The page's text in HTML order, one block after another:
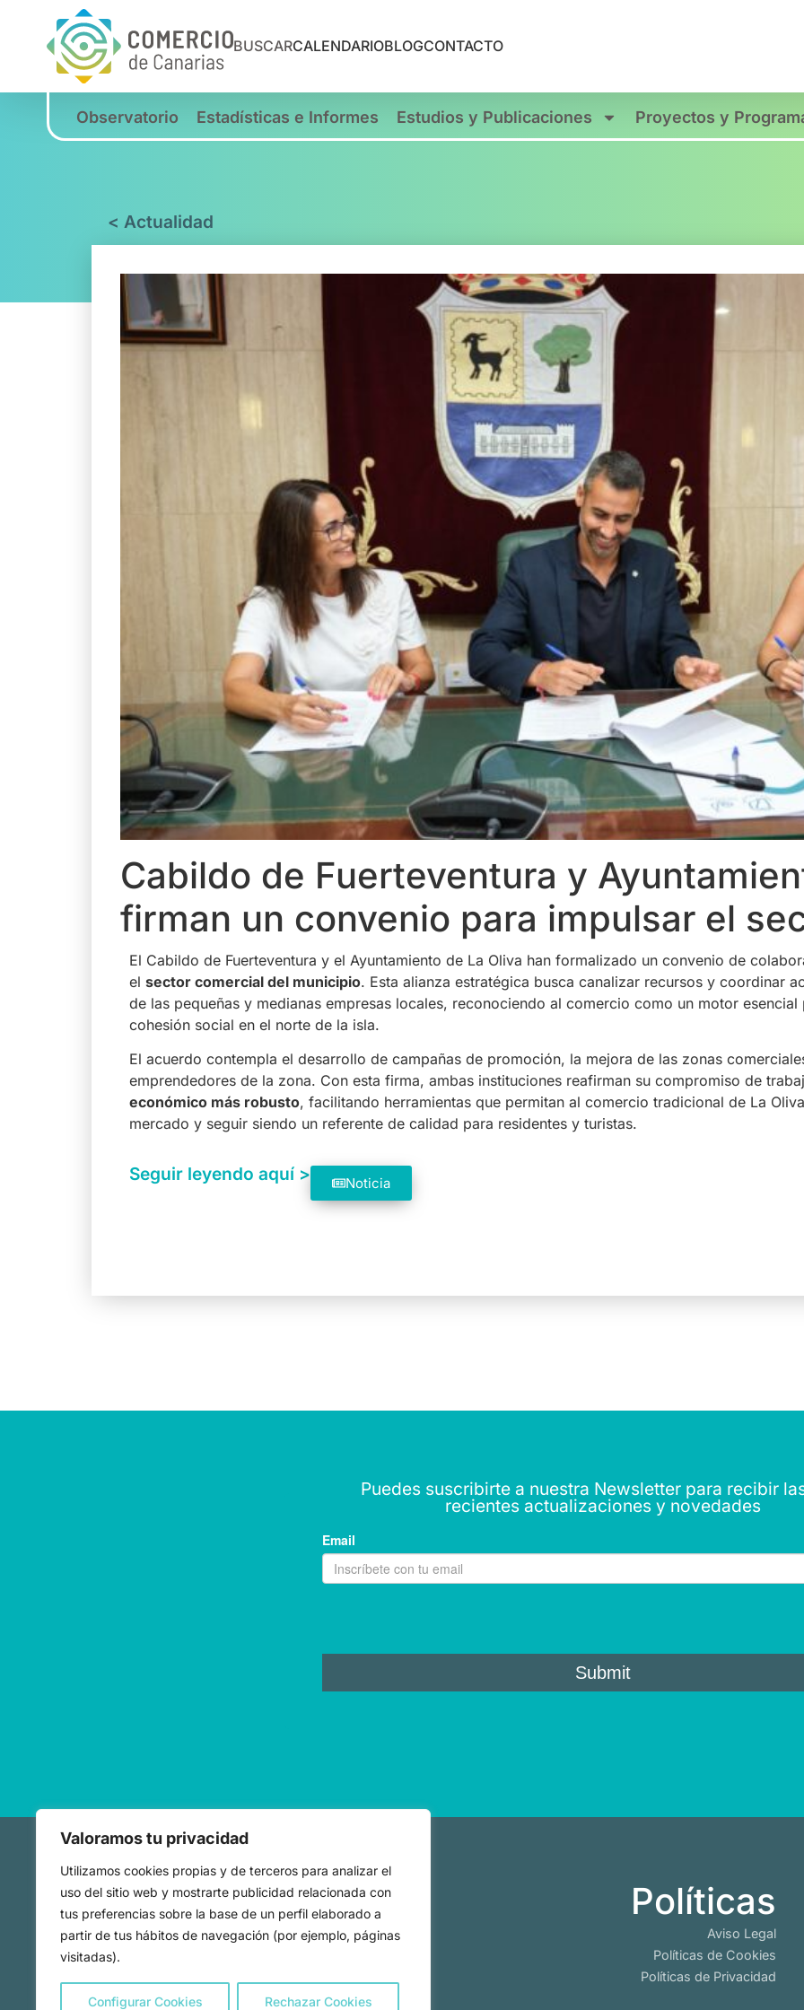
Valoramos tu privacidad
Utilizamos cookies propias y de terceros para analizar el
uso del sitio web y mostrarte publicidad relacionada con
tus preferencias sobre la base de un perfil elaborado a
partir de tus hábitos de navegación (por ejemplo, páginas
visitadas).
Configurar Cookies Rechazar Cookies
BUSCARCALENDARIOBLOGCONTACTO
Observatorio Estadísticas e Informes Estudios y Publicaciones Proyectos y
< Actualidad
Cabildo de Fuerteventura y
firman un convenio para impulsar el
El Cabildo de Fuerteventura y el Ayuntamiento de La Oliva han formalizado un convenio de
el sector comercial del municipio. Esta alianza estratégica busca canalizar recursos y coordinar
de las pequeñas y medianas empresas locales, reconociendo al comercio como un motor
cohesión social en el norte de la isla.
El acuerdo contempla el desarrollo de campañas de promoción, la mejora de las zonas
emprendedores de la zona. Con esta firma, ambas instituciones reafirman su compromiso de
económico más robusto, facilitando herramientas que permitan al comercio tradicional de La
mercado y seguir siendo un referente de calidad para residentes y turistas.
Seguir leyendo aquí > Noticia
Puedes suscribirte a nuestra Newsletter para recibir
recientes actualizaciones y novedades
Mapa web
Observatorio
Proyectos y Programas
Políticas
Aviso Legal
Políticas de Cookies
Políticas de Privacidad